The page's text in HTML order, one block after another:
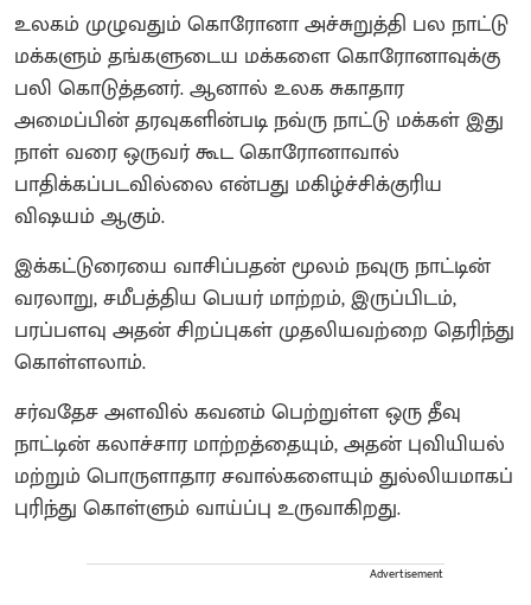
உலகம் முழுவதும் கொரோனா அச்சுறுத்தி பல நாட்டு
மக்களும் தங்களுடைய மக்களை கொரோனாவுக்கு
பலி கொடுத்தனர். ஆனால் உலக சுகாதார
அமைப்பின் தரவுகளின்படி நவ்ரு நாட்டு மக்கள் இது
நாள் வரை ஒருவர் கூட கொரோனாவால்
பாதிக்கப்படவில்லை என்பது மகிழ்ச்சிக்குரிய
விஷயம் ஆகும்.
இக்கட்டுரையை வாசிப்பதன் மூலம் நவுரு நாட்டின்
வரலாறு, சமீபத்திய பெயர் மாற்றம், இருப்பிடம்,
பரப்பளவு அதன் சிறப்புகள் முதலியவற்றை தெரிந்து
கொள்ளலாம்.
சர்வதேச அளவில் கவனம் பெற்றுள்ள ஒரு தீவு
நாட்டின் கலாச்சார மாற்றத்தையும், அதன் புவியியல்
மற்றும் பொருளாதார சவால்களையும் துல்லியமாகப்
புரிந்து கொள்ளும் வாய்ப்பு உருவாகிறது.
Advertisement